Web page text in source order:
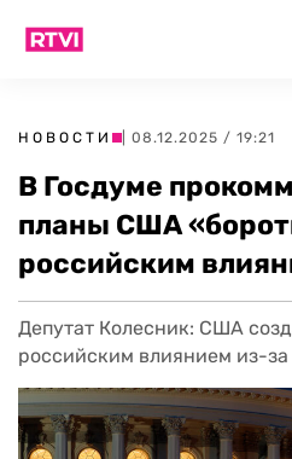
НОВОСТИ | 08.12.2025 / 19:21
В Госдуме
планы США
российским
Депутат Колесник: США
российским влиянием из-за